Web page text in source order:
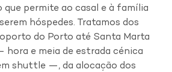
que permite ao casal e à família
hóspedes. Tratamos dos
do Porto até Santa Marta
hora e meia de estrada cénica
shuttle —, da alocação dos